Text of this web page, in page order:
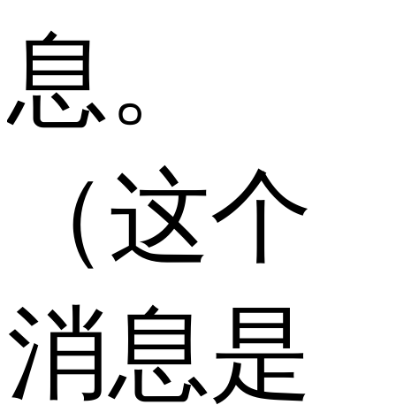
息。
（这个
消息是